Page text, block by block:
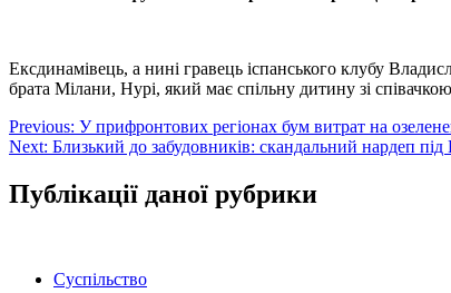
Ексдинамівець, а нині гравець іспанського клубу
брата Мілани, Нурі, який має спільну дитину зі
Навігація
записів
Previous: У прифронтових регіонах бум витрат на
Next: Близький до забудовників: скандальний нардеп
Публікації даної рубрики
Суспільство